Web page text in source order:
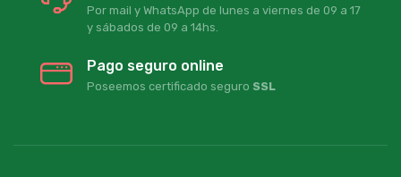
Por mail y WhatsApp de lunes a viernes de 09 a 17
y sábados de 09 a 14hs.
Pago seguro online
Poseemos certificado seguro SSL